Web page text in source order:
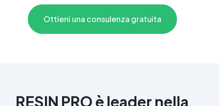
Ottieni una consulenza gratuita
RESIN PRO è leader nella